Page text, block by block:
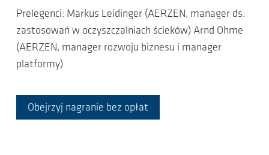
Prelegenci: Markus Leidinger (AERZEN, manager ds.
zastosowań w oczyszczalniach ścieków) Arnd Ohme
(AERZEN, manager rozwoju biznesu i manager
platformy)
Obejrzyj nagranie bez opłat